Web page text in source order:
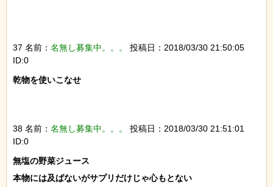
37 名前： 名無し募集中。。。
投稿日：2018/03/30 21:50:05
ID:0
乾物を使いこなせ
38 名前： 名無し募集中。。。
投稿日：2018/03/30 21:51:01
ID:0
無塩の野菜ジュース
本物には及ばないがサプリだけじゃ心もとない